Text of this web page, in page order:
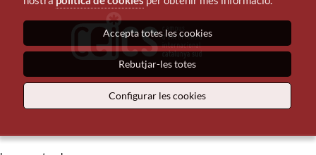
Accepta totes les cookies
Rebutjar-les totes
Configurar les cookies